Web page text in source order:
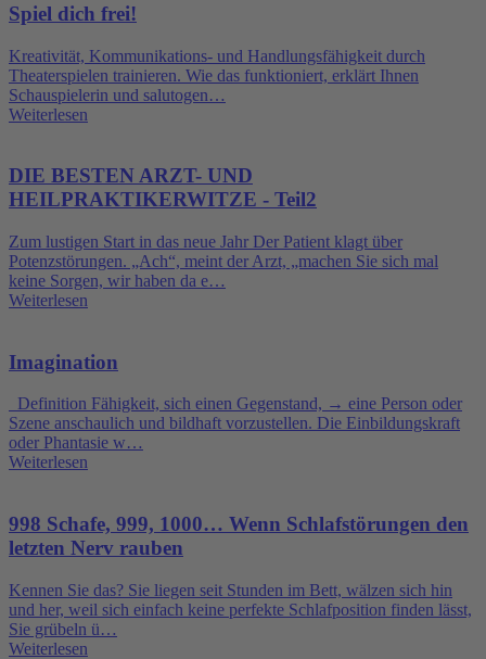
Spiel dich frei!
Kreativität, Kommunikations- und Handlungsfähigkeit durch
Theaterspielen trainieren. Wie das funktioniert, erklärt Ihnen
Schauspielerin und salutogen…
Weiterlesen
DIE BESTEN ARZT- UND
HEILPRAKTIKERWITZE - Teil2
Zum lustigen Start in das neue Jahr Der Patient klagt über
Potenzstörungen. „Ach“, meint der Arzt, „machen Sie sich mal
keine Sorgen, wir haben da e…
Weiterlesen
Imagination
Definition Fähigkeit, sich einen Gegenstand, → eine Person oder
Szene anschaulich und bildhaft vorzustellen. Die Einbildungskraft
oder Phantasie w…
Weiterlesen
998 Schafe, 999, 1000… Wenn Schlafstörungen den
letzten Nerv rauben
Kennen Sie das? Sie liegen seit Stunden im Bett, wälzen sich hin
und her, weil sich einfach keine perfekte Schlafposition finden lässt,
Sie grübeln ü…
Weiterlesen